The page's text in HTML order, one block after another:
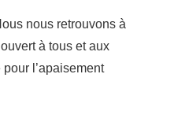
nous retrou­vons à
à tous et aux
l’apaisement